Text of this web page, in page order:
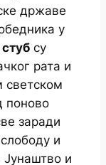
државе
у
су
рата и
светском
поново
заради
и
и